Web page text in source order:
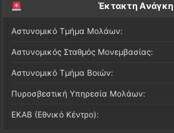
Έκτακτη Ανάγκη
Αστυνομικό Τμήμα Μολάων:
Αστυνομικός Σταθμός Μονεμβασίας:
Αστυνομικό Τμήμα Βοιών:
Πυροσβεστική Υπηρεσία Μολάων:
ΕΚΑΒ (Εθνικό Κέντρο):